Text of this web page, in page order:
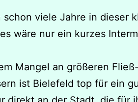
schon viele Jahre in dieser
wäre nur ein kurzes
Mangel an größeren
ist Bielefeld top für ein